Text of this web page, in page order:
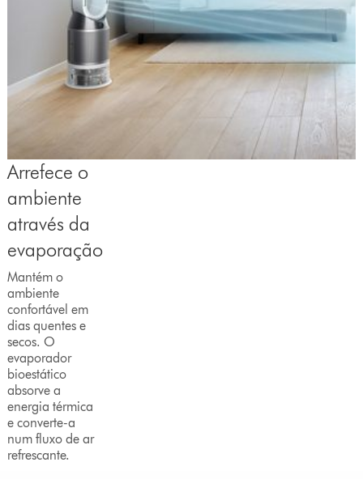
Arrefece o
ambiente
através da
evaporação
Mantém o
ambiente
confortável em
dias quentes e
secos. O
evaporador
bioestático
absorve a
energia térmica
e converte-a
num fluxo de ar
refrescante.